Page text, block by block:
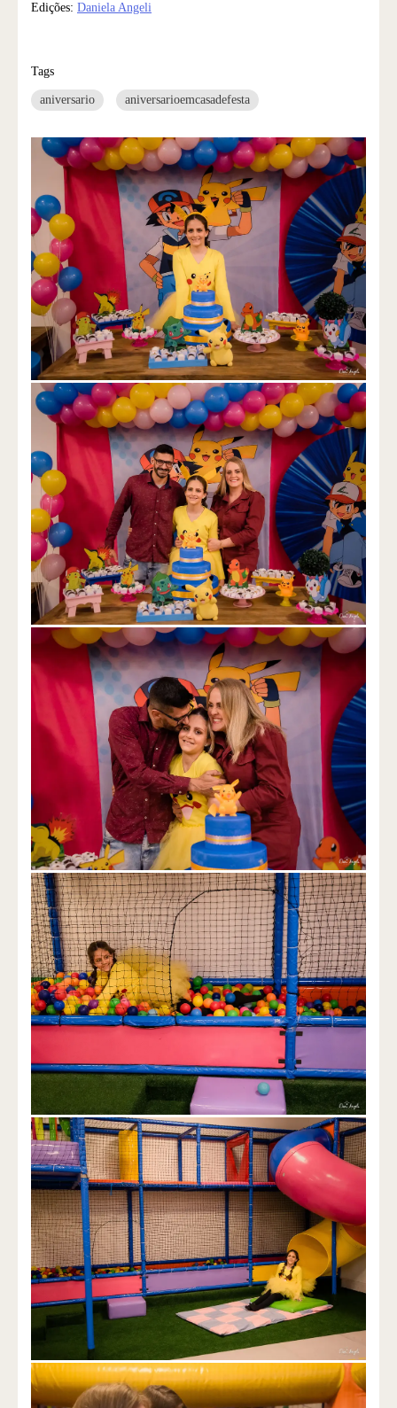
Edições: Daniela Angeli
Tags
aniversario aniversarioemcasadefesta